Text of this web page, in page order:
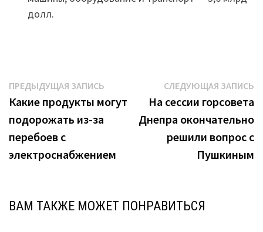
долл.
Навигация
по
записям
ПРЕДЫДУЩАЯ ЗАПИСЬ
запись:
Какие продукты могут
подорожать из-за
перебоев с
электроснабжением
СЛЕДУЮЩАЯ ЗАПИСЬ
На сессии горсовета
Днепра окончательно
решили вопрос с
Пушкиным
ВАМ ТАКЖЕ МОЖЕТ ПОНРАВИТЬСЯ